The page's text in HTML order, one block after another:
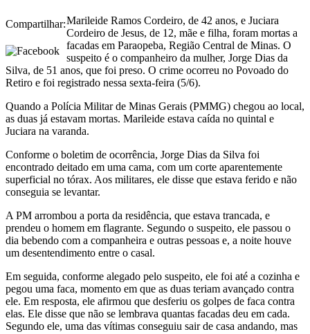
Compartilhar:Marileide Ramos Cordeiro, de 42 anos, e Juciara
Cordeiro de Jesus, de 12, mãe e filha, foram mortas a
facadas em Paraopeba, Região Central de Minas. O
suspeito é o companheiro da mulher, Jorge Dias da
Silva, de 51 anos, que foi preso. O crime ocorreu no Povoado do
Retiro e foi registrado nessa sexta-feira (5/6).
Quando a Polícia Militar de Minas Gerais (PMMG) chegou ao local,
as duas já estavam mortas. Marileide estava caída no quintal e
Juciara na varanda.
Conforme o boletim de ocorrência, Jorge Dias da Silva foi
encontrado deitado em uma cama, com um corte aparentemente
superficial no tórax. Aos militares, ele disse que estava ferido e não
conseguia se levantar.
A PM arrombou a porta da residência, que estava trancada, e
prendeu o homem em flagrante. Segundo o suspeito, ele passou o
dia bebendo com a companheira e outras pessoas e, a noite houve
um desentendimento entre o casal.
Em seguida, conforme alegado pelo suspeito, ele foi até a cozinha e
pegou uma faca, momento em que as duas teriam avançado contra
ele. Em resposta, ele afirmou que desferiu os golpes de faca contra
elas. Ele disse que não se lembrava quantas facadas deu em cada.
Segundo ele, uma das vítimas conseguiu sair de casa andando, mas